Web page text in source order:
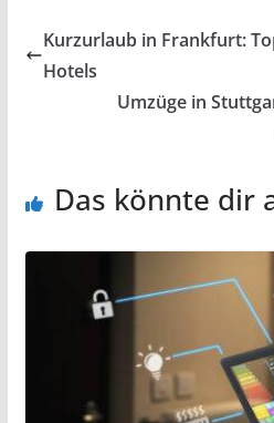
Kurzurlaub in Frankfurt:
Hotels
Umzüge in
Das könnte dir